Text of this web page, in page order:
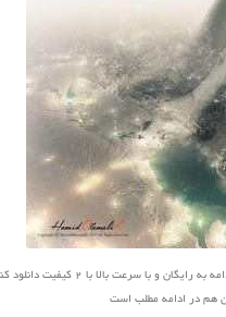
سرعت بالا با 2 کیفیت دانلود کنید
هم در ادامه مطلب است